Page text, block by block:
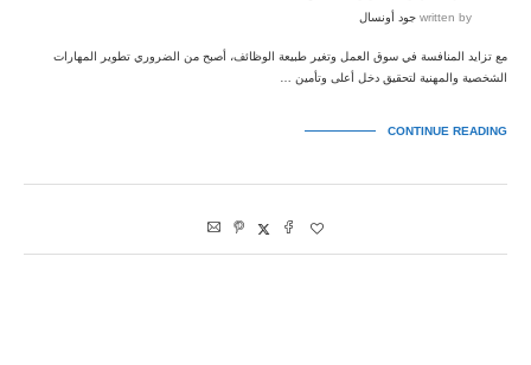
written by جود أونسال
مع تزايد المنافسة في سوق العمل وتغير طبيعة الوظائف، أصبح من الضروري تطوير المهارات
الشخصية والمهنية لتحقيق دخل أعلى وتأمين …
CONTINUE READING